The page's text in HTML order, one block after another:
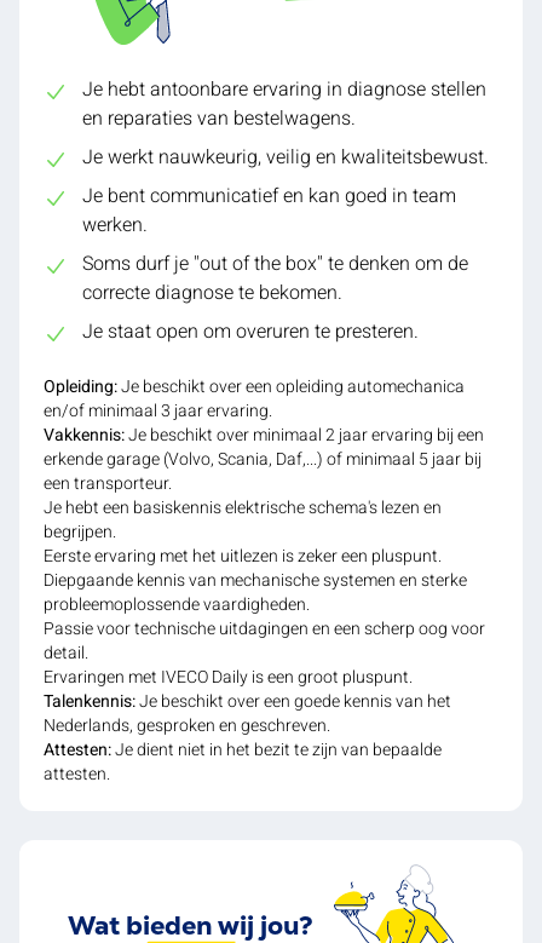
Je hebt antoonbare ervaring in diagnose stellen
en reparaties van bestelwagens.
Je werkt nauwkeurig, veilig en kwaliteitsbewust.
Je bent communicatief en kan goed in team
werken.
Soms durf je "out of the box'' te denken om de
correcte diagnose te bekomen.
Je staat open om overuren te presteren.
Opleiding:Je beschikt over een opleiding automechanica
en/of minimaal 3 jaar ervaring.
Vakkennis:Je beschikt over minimaal 2 jaar ervaring bij een
erkende garage (Volvo, Scania, Daf,...) of minimaal 5 jaar bij
een transporteur.
Je hebt een basiskennis elektrische schema's lezen en
begrijpen.
Eerste ervaring met het uitlezen is zeker een pluspunt.
Diepgaande kennis van mechanische systemen en sterke
probleemoplossende vaardigheden.
Passie voor technische uitdagingen en een scherp oog voor
detail.
Ervaringen met IVECO Daily is een groot pluspunt.
Talenkennis:Je beschikt over een goede kennis van het
Nederlands, gesproken en geschreven.
Attesten:Je dient niet in het bezit te zijn van bepaalde
attesten.
Wat bieden wij jou?